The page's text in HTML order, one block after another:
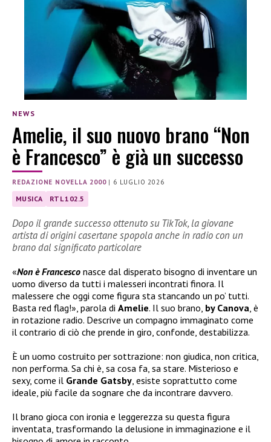
NEWS
Amelie, il suo nuovo brano “Non
è Francesco” è già un successo
REDAZIONE NOVELLA 2000| 6 LUGLIO 2026
MUSICA RTL 102.5
Dopo il grande successo ottenuto su TikTok, la giovane
artista di origini casertane spopola anche in radio con un
brano dal significato particolare
«Non è Francesco nasce dal disperato bisogno di inventare un
uomo diverso da tutti i malesseri incontrati finora. Il
malessere che oggi come figura sta stancando un po’ tutti.
Basta red flag!», parola di Amelie. Il suo brano, by Canova , è
in rotazione radio. Descrive un compagno immaginato come
il contrario di ciò che prende in giro, confonde, destabilizza.
È un uomo costruito per sottrazione: non giudica, non critica,
non performa. Sa chi è, sa cosa fa, sa stare. Misterioso e
sexy, come il Grande Gatsby , esiste soprattutto come
ideale, più facile da sognare che da incontrare davvero.
Il brano gioca con ironia e leggerezza su questa figura
inventata, trasformando la delusione in immaginazione e il